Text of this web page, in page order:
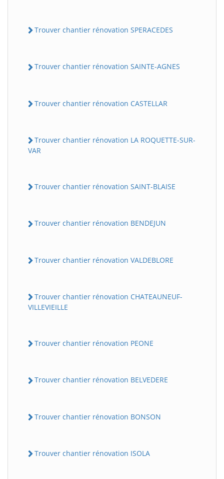
Trouver chantier rénovation SPERACEDES
Trouver chantier rénovation SAINTE-AGNES
Trouver chantier rénovation CASTELLAR
Trouver chantier rénovation LA ROQUETTE-SUR-
VAR
Trouver chantier rénovation SAINT-BLAISE
Trouver chantier rénovation BENDEJUN
Trouver chantier rénovation VALDEBLORE
Trouver chantier rénovation CHATEAUNEUF-
VILLEVIEILLE
Trouver chantier rénovation PEONE
Trouver chantier rénovation BELVEDERE
Trouver chantier rénovation BONSON
Trouver chantier rénovation ISOLA